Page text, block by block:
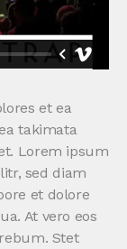
et ea
takimata
Lorem ipsum
sed diam
et dolore
At vero eos
Stet